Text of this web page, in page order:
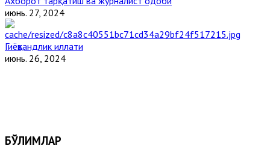
июнь. 27, 2024
Гиёҳвандлик иллати
июнь. 26, 2024
БЎЛИМЛАР